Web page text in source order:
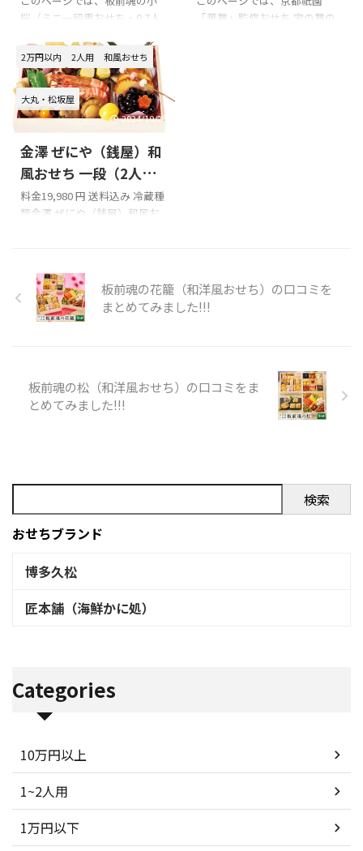
のおせち（2024新春のもので
のGがそうであるといいなと思
う理由です。
pic.twitter.com/7pgMQ ...
産『白鳳』#ナカノモード#お
ました!!!
桜（ミニ一段重おせち・0.7人
での口コミ 悪い口コミ 良い口
コミ 板前魂の小桜（ミニ一段
重おせち・0.7人前）を購入の
際の参考に是非どうぞ!!! 板前魂
の小桜（ミニ一段重おせち・
0.7人前）のXでの口コミ おせ
ち
板前魂さんの小桜
フードプライドさま、板前魂さ
Instagram見てください＾＾
「華舞」監修おせち 宝の舞の
#BSHOCK#CRO ...
2万円以内 2人用 和風おせち
大丸・松坂屋
2024/10/25
金澤 ぜにや（銭屋）和
風おせち 一段（2人
用）の口コミをまとめ
てみました!!!
料金19,980 円 送料込み 冷蔵種
類金澤 ぜにや（銭屋）和風お
い口コミ 良い口コミ 金澤 ぜに
や（銭屋）和風おせち 一段（2
人用）を購入の際の参考に是
やのお節。お店が無事であり
ますように
板前魂の花籠（和洋風おせち）の口コミを
まとめてみました!!!
板前魂の松（和洋風おせち）の口コミをま
とめてみました!!!
検索
おせちブランド
博多久松
匠本舗（海鮮かに処）
Categories
10万円以上
1~2人用
1万円以下